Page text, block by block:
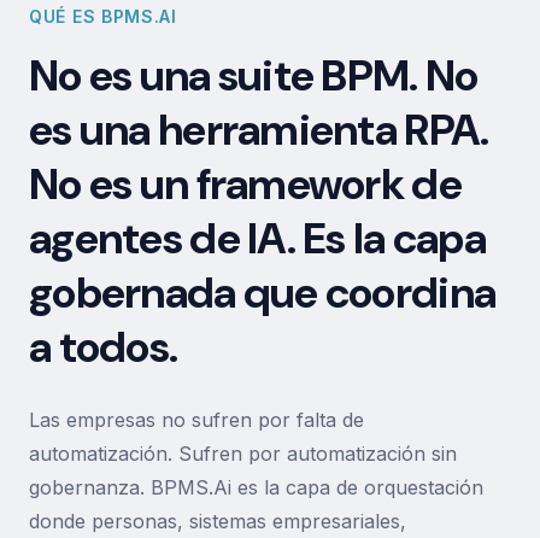
QUÉ ES BPMS.AI
No es una suite BPM. No
es una herramienta RPA.
No es un framework de
agentes de IA. Es la capa
gobernada que coordina
a todos.
Las empresas no sufren por falta de
automatización. Sufren por automatización sin
gobernanza. BPMS.Ai es la capa de orquestación
donde personas, sistemas empresariales,